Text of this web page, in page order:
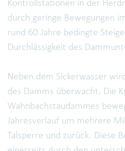
Kontrollstationen in der
durch geringe Bewegungen
rund 60 Jahre bedingte
Durchlässigkeit des
Neben dem Sickerwasser
des Damms überwacht. Die
Wahnbachstaudammes
Jahresverlauf um mehrere
Talsperre und zurück. Diese